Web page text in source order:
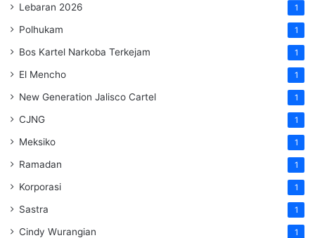
Lebaran 2026 1
Polhukam 1
Bos Kartel Narkoba Terkejam 1
El Mencho 1
New Generation Jalisco Cartel 1
CJNG 1
Meksiko 1
Ramadan 1
Korporasi 1
Sastra 1
Cindy Wurangian 1